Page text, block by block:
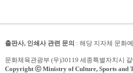
출판사, 인쇄사 관련 문의 : 해당 지자체 문화
문화체육관광부 (우)30119 세종특별자치시
Copyright ⓒ Ministry of Culture, Sports and